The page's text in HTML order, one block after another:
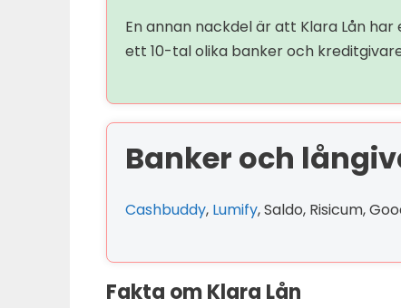
En annan nackdel är att Klara Lån
ett 10-tal olika banker och
Banker och
Cashbuddy, Lumify, Saldo, Risicum,
Fakta om Klara Lån